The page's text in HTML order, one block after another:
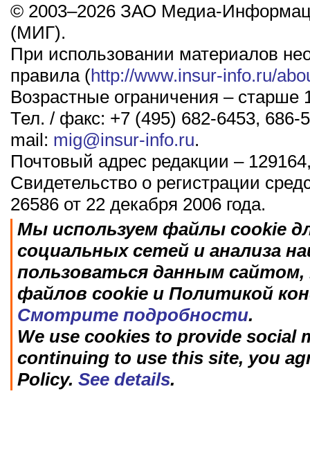
© 2003–2026 ЗАО Медиа-
(МИГ).
При использовании материалов
правила (http://www.insur-info.ru/
Возрастные ограничения – старше
Тел. / факс: +7 (495) 682-6453, 686-
mail: mig@insur-info.ru.
Почтовый адрес редакции –
Свидетельство о регистрации
26586 от 22 декабря 2006 года.
Мы используем файлы cookie
социальных сетей и анализа
пользоваться данным
файлов cookie и Политикой
Смотрите подробности.
We use cookies to provide social
continuing to use this site, you
Policy. See details.